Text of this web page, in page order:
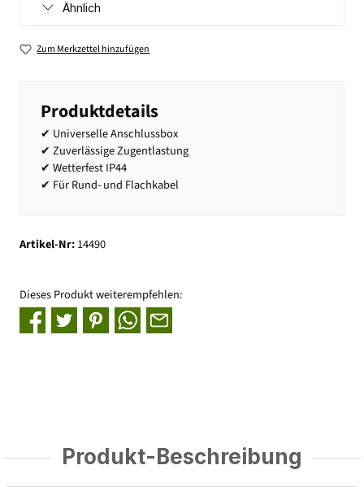
Ähnlich
Zum Merkzettel hinzufügen
Produktdetails
✔ Universelle Anschlussbox
✔ Zuverlässige Zugentlastung
✔ Wetterfest IP44
✔ Für Rund- und Flachkabel
Artikel-Nr:14490
Dieses Produkt weiterempfehlen:
Produkt-Beschreibung